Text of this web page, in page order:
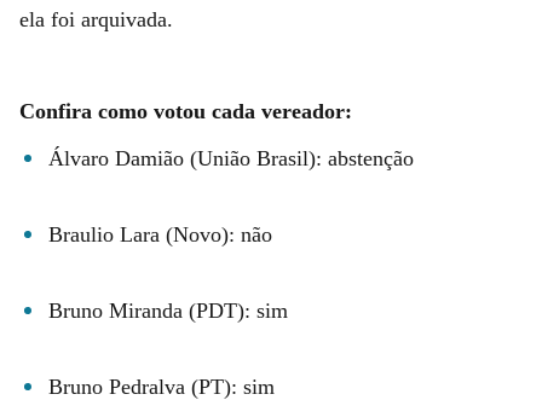
ela foi arquivada.
Confira como votou cada vereador:
Álvaro Damião (União Brasil): abstenção
Braulio Lara (Novo): não
Bruno Miranda (PDT): sim
Bruno Pedralva (PT): sim